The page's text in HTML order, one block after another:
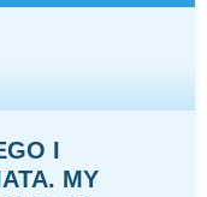
I
MY